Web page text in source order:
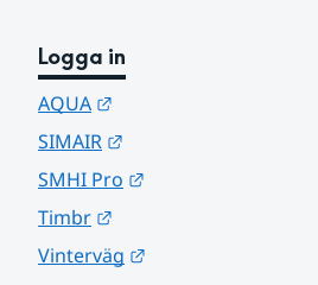
Logga in
AQUA
SIMAIR
SMHI Pro
Timbr
Vinterväg